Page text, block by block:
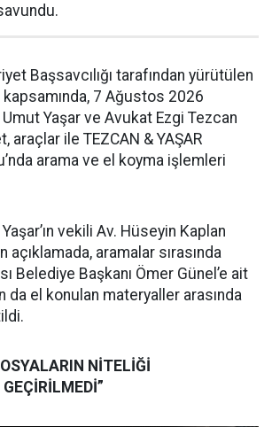
Başsavcılığı tarafından yürütülen
7 Ağustos 2026
Yaşar ve Avukat Ezgi Tezcan
araçlar ile TEZCAN & YAŞAR
arama ve el koyma işlemleri
vekili Av. Hüseyin Kaplan
açıklamada, aramalar sırasında
Belediye Başkanı Ömer Günel’e ait
da el konulan materyaller arasında
NİTELİĞİ